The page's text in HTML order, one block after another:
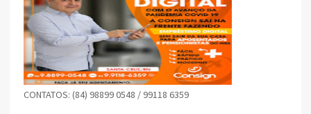
CONTATOS: (84) 98899 0548 / 99118 6359